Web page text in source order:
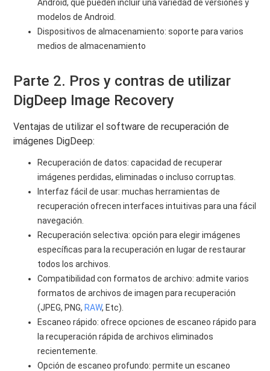
Android, que pueden incluir una variedad de versiones y
modelos de Android.
Dispositivos de almacenamiento: soporte para varios
medios de almacenamiento
Parte 2. Pros y contras de utilizar
DigDeep Image Recovery
Ventajas de utilizar el software de recuperación de
imágenes DigDeep:
Recuperación de datos: capacidad de recuperar
imágenes perdidas, eliminadas o incluso corruptas.
Interfaz fácil de usar: muchas herramientas de
recuperación ofrecen interfaces intuitivas para una fácil
navegación.
Recuperación selectiva: opción para elegir imágenes
específicas para la recuperación en lugar de restaurar
todos los archivos.
Compatibilidad con formatos de archivo: admite varios
formatos de archivos de imagen para recuperación
(JPEG, PNG, RAW, Etc).
Escaneo rápido: ofrece opciones de escaneo rápido para
la recuperación rápida de archivos eliminados
recientemente.
Opción de escaneo profundo: permite un escaneo